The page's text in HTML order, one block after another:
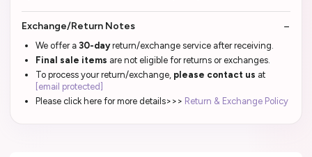
Exchange/Return Notes
We offer a 30-dayreturn/exchange service after receiving.
Final sale items are not eligible for returns or exchanges.
To process your return/exchange, please contact us at
[email protected]
Please click here for more details>>> Return & Exchange Policy